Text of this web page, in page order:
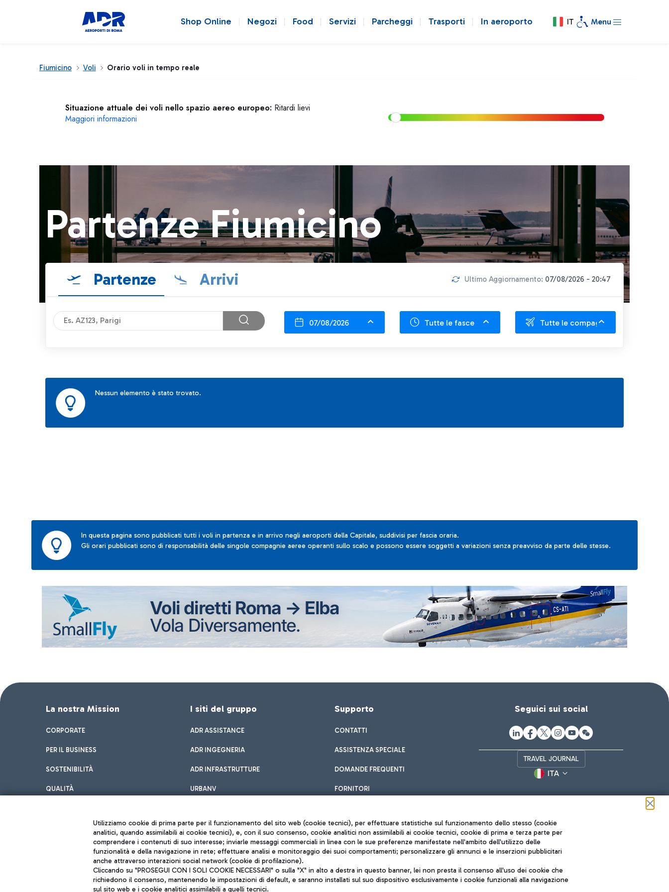
Shop Online Negozi Food Servizi Parcheggi Trasporti In aeroporto IT Menu
Fiumicino Voli Orario voli in tempo reale
Situazione attuale dei voli nello spazio aereo europeo: Ritardi lievi
Maggiori informazioni
Partenze Fiumicino
Partenze Arrivi Ultimo Aggiornamento: 07/08/2026 - 20:47
07/08/2026 Tutte le fasce Tutte le compagnie
Nessun elemento è stato trovato.
In questa pagina sono pubblicati tutti i voli in partenza e in arrivo negli aeroporti della Capitale, suddivisi per fascia oraria.
Gli orari pubblicati sono di responsabilità delle singole compagnie aeree operanti sullo scalo e possono essere soggetti a variazioni senza preavviso da parte delle stesse.
La nostra Mission
CORPORATE
PER IL BUSINESS
SOSTENIBILITÀ
QUALITÀ
I siti del gruppo
ADR ASSISTANCE
ADR INGEGNERIA
ADR INFRASTRUTTURE
URBANV
Supporto
CONTATTI
ASSISTENZA SPECIALE
DOMANDE FREQUENTI
FORNITORI
Seguici sui social
TRAVEL JOURNAL
ITA
Note legali
Mappa sito
Roma FCO
L'aeroporto stellato
Utilizziamo cookie di prima parte per il funzionamento del sito web (cookie tecnici), per effettuare statistiche sul funzionamento dello stesso (cookie
analitici, quando assimilabili ai cookie tecnici), e, con il suo consenso, cookie analitici non assimilabili ai cookie tecnici, cookie di prima e terza parte per
comprendere i contenuti di suo interesse; inviarle messaggi commerciali in linea con le sue preferenze manifestate nell'ambito dell'utilizzo delle
funzionalità e della navigazione in rete; effettuare analisi e monitoraggio dei suoi comportamenti; personalizzare gli annunci e le inserzioni pubblicitari
anche attraverso interazioni social network (cookie di profilazione).
Cliccando su "PROSEGUI CON I SOLI COOKIE NECESSARI" o sulla "X" in alto a destra in questo banner, lei non presta il consenso all'uso dei cookie che
richiedono il consenso, mantenendo le impostazioni di default, e saranno installati sul suo dispositivo esclusivamente i cookie funzionali alla navigazione
sul sito web e i cookie analitici assimilabili a quelli tecnici.